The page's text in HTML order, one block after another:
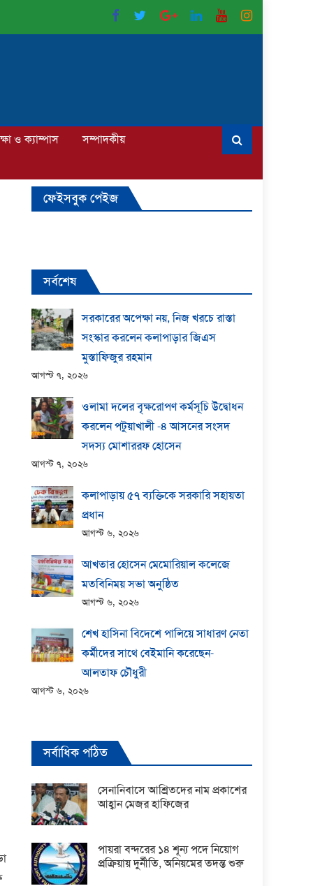
ও ক্যাম্পাস সম্পাদকীয়
ফেইসবুক পেইজ
সর্বশেষ
সরকারের অপেক্ষা নয়, নিজ খরচে রাস্তা
সংস্কার করলেন কলাপাড়ার জিএস
মুস্তাফিজুর রহমান
আগস্ট ৭, ২০২৬
ওলামা দলের বৃক্ষরোপণ কর্মসূচি উদ্বোধন
করলেন পটুয়াখালী -৪ আসনের সংসদ
সদস্য মোশাররফ হোসেন
আগস্ট ৭, ২০২৬
কলাপাড়ায় ​৫৭ ব্যক্তিকে সরকারি সহায়তা
প্রধান
আগস্ট ৬, ২০২৬
আখতার হোসেন মেমোরিয়াল কলেজে
মতবিনিময় সভা অনুষ্ঠিত
আগস্ট ৬, ২০২৬
শেখ হাসিনা বিদেশে পালিয়ে সাধারণ নেতা
কর্মীদের সাথে বেইমানি করেছেন-
আলতাফ চৌধুরী
আগস্ট ৬, ২০২৬
সর্বাধিক পঠিত
সেনানিবাসে আশ্রিতদের নাম প্রকাশের
আহ্বান মেজর হাফিজের
পায়রা বন্দরের ১৪ শূন্য পদে নিয়োগ
প্রক্রিয়ায় দুর্নীতি, অনিয়মের তদন্ত শুরু